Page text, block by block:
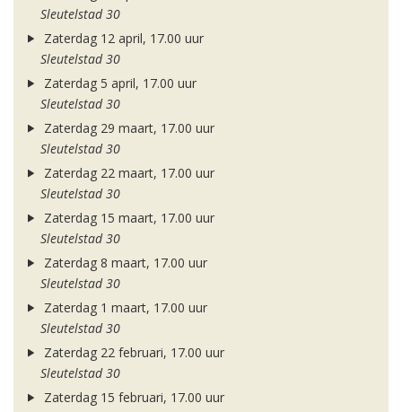
Sleutelstad 30
Zaterdag 12 april, 17.00 uur
Sleutelstad 30
Zaterdag 5 april, 17.00 uur
Sleutelstad 30
Zaterdag 29 maart, 17.00 uur
Sleutelstad 30
Zaterdag 22 maart, 17.00 uur
Sleutelstad 30
Zaterdag 15 maart, 17.00 uur
Sleutelstad 30
Zaterdag 8 maart, 17.00 uur
Sleutelstad 30
Zaterdag 1 maart, 17.00 uur
Sleutelstad 30
Zaterdag 22 februari, 17.00 uur
Sleutelstad 30
Zaterdag 15 februari, 17.00 uur